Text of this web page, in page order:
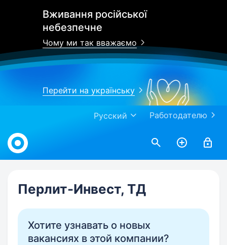
Вживання російської
небезпечне
Чому ми так вважаємо
Перейти на українську
Работодателю
Русский
Work.ua
Перлит-Инвест, ТД
Хотите узнавать о новых
вакансиях в этой компании?